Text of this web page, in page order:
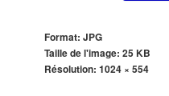
Format: JPG
Taille de l'image: 25 KB
Résolution: 1024 × 554